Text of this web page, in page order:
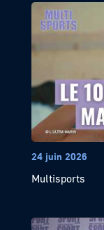
24 juin 2026
Multisports